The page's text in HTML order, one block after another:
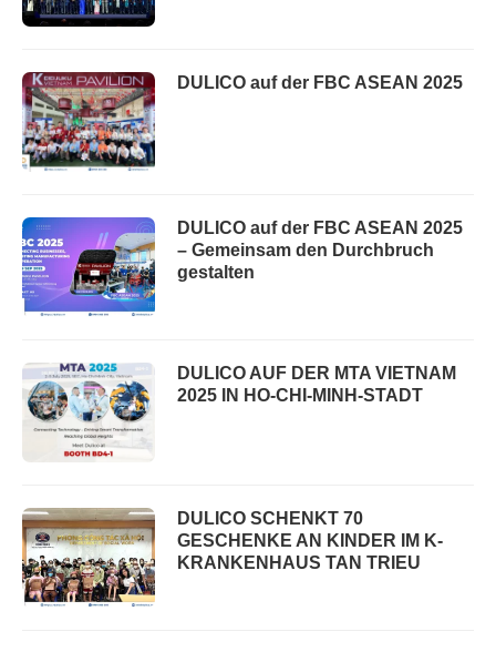
DULICO auf der FBC ASEAN 2025
DULICO auf der FBC ASEAN 2025
– Gemeinsam den Durchbruch
gestalten
DULICO AUF DER MTA VIETNAM
2025 IN HO-CHI-MINH-STADT
DULICO SCHENKT 70
GESCHENKE AN KINDER IM K-
KRANKENHAUS TAN TRIEU